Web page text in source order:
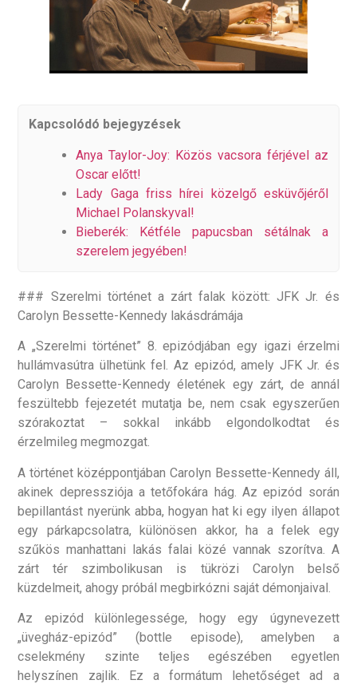
Kapcsolódó bejegyzések
Anya Taylor-Joy: Közös vacsora férjével az
Oscar előtt!
Lady Gaga friss hírei közelgő esküvőjéről
Michael Polanskyval!
Bieberék: Kétféle papucsban sétálnak a
szerelem jegyében!
### Szerelmi történet a zárt falak között: JFK Jr. és
Carolyn Bessette-Kennedy lakásdrámája
A „Szerelmi történet” 8. epizódjában egy igazi érzelmi
hullámvasútra ülhetünk fel. Az epizód, amely JFK Jr. és
Carolyn Bessette-Kennedy életének egy zárt, de annál
feszültebb fejezetét mutatja be, nem csak egyszerűen
szórakoztat – sokkal inkább elgondolkodtat és
érzelmileg megmozgat.
A történet középpontjában Carolyn Bessette-Kennedy áll,
akinek depressziója a tetőfokára hág. Az epizód során
bepillantást nyerünk abba, hogyan hat ki egy ilyen állapot
egy párkapcsolatra, különösen akkor, ha a felek egy
szűkös manhattani lakás falai közé vannak szorítva. A
zárt tér szimbolikusan is tükrözi Carolyn belső
küzdelmeit, ahogy próbál megbirkózni saját démonjaival.
Az epizód különlegessége, hogy egy úgynevezett
„üvegház-epizód” (bottle episode), amelyben a
cselekmény szinte teljes egészében egyetlen
helyszínen zajlik. Ez a formátum lehetőséget ad a